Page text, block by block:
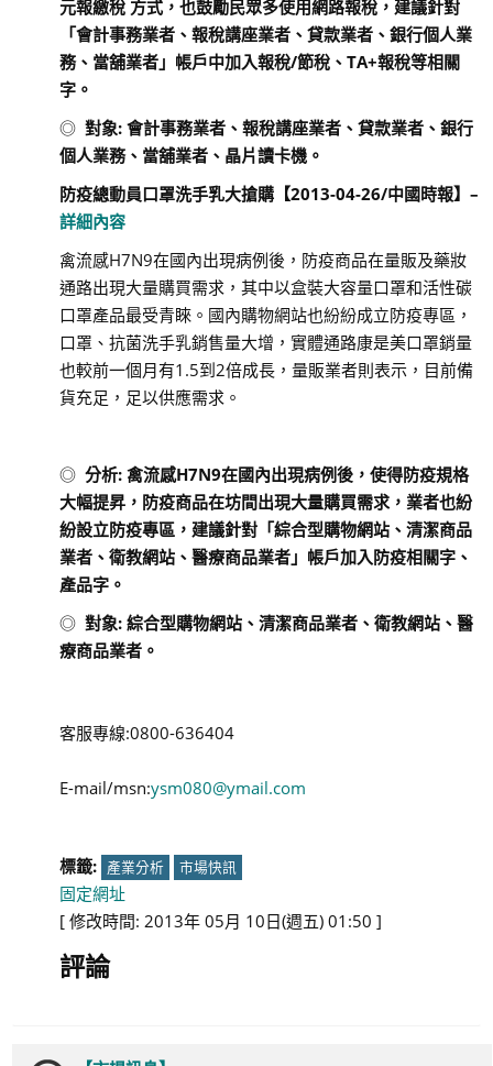
元報繳稅 方式，也鼓勵民眾多使用網路報稅，建議針對
「會計事務業者、報稅講座業者、貸款業者、銀行個人業
務、當舖業者」帳戶中加入報稅/節稅、 TA+報稅等相關
字。
◎ 對象: 會計事務業者、報稅講座業者、貸款業者、銀行
個人業務、當舖業者、晶片讀卡機。
防疫總動員口罩洗手乳大搶購【2013-04-26/中國時報】 –
詳細內容
禽流感H7N9在國內出現病例後，防疫商品在量販及藥妝
通路出現大量購買需求，其中以盒裝大容量口罩和活性碳
口罩產品最受青睞。國內購物網站也紛紛成立防疫專區，
口罩、抗菌洗手乳銷售量大增，實體通路康是美口罩銷量
也較前一個月有1.5到2倍成長，量販業者則表示，目前備
貨充足，足以供應需求。
◎ 分析: 禽流感H7N9在國內出現病例後，使得防疫規格
大幅提昇，防疫商品在坊間出現大量購買需求，業者也紛
紛設立防疫專區，建議針對「綜合型購物網站、清潔商品
業者、衛教網站、醫療商品業者」帳戶加入防疫相關字、
產品字。
◎ 對象: 綜合型購物網站、清潔商品業者、衛教網站、醫
療商品業者。
客服專線:0800-636404
E-mail/msn:ysm080@ymail.com
標籤: 產業分析 市場快訊
固定網址
[ 修改時間: 2013年 05月 10日(週五) 01:50 ]
評論